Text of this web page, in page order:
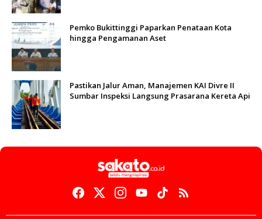
Pemko Bukittinggi Paparkan Penataan Kota
hingga Pengamanan Aset
Pastikan Jalur Aman, Manajemen KAI Divre II
Sumbar Inspeksi Langsung Prasarana Kereta Api